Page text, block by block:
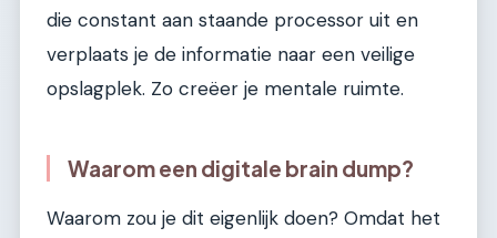
die constant aan staande processor uit en
verplaats je de informatie naar een veilige
opslagplek. Zo creëer je mentale ruimte.
Waarom een digitale brain dump?
Waarom zou je dit eigenlijk doen? Omdat het